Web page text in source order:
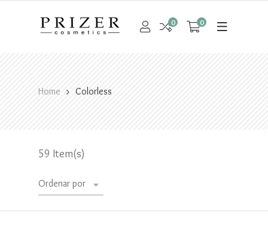
0 0
Home Colorless
59 Item(s)
Ordenar por